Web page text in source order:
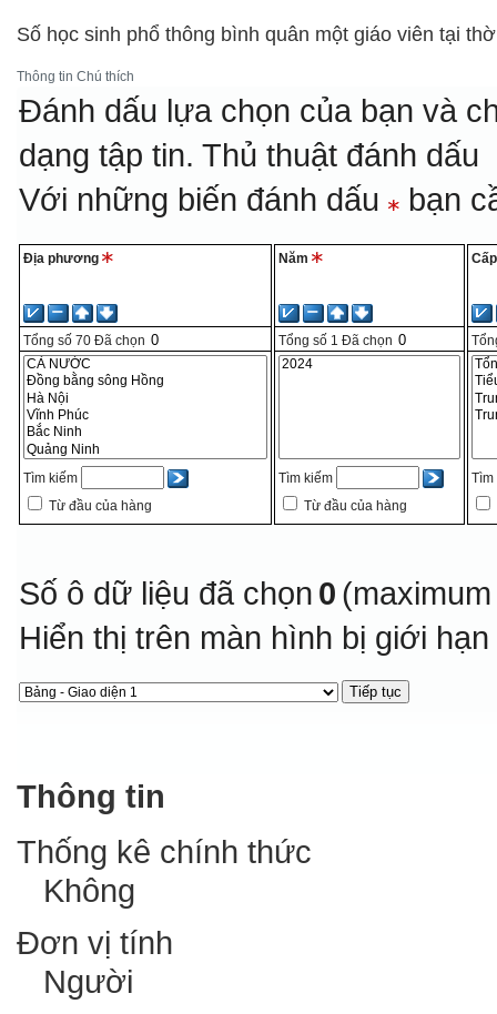
Số học sinh phổ thông bình quân một giáo viên tại
Thông tin Chú thích
Đánh dấu lựa chọn của bạn và
dạng tập tin.Thủ thuật đánh dấu
Với những biến đánh dấu bạn
Địa phương
Tổng số 70 Đã chọn
Tìm kiếm
Từ đầu của hàng
Năm
Tổng số 1 Đã chọn
Tìm kiếm
Từ đầu của hàng
Tìm
Số ô dữ liệu đã chọn 0
Hiển thị trên màn hình bị giới
Thông tin
Thống kê chính thức
Không
Đơn vị tính
Người